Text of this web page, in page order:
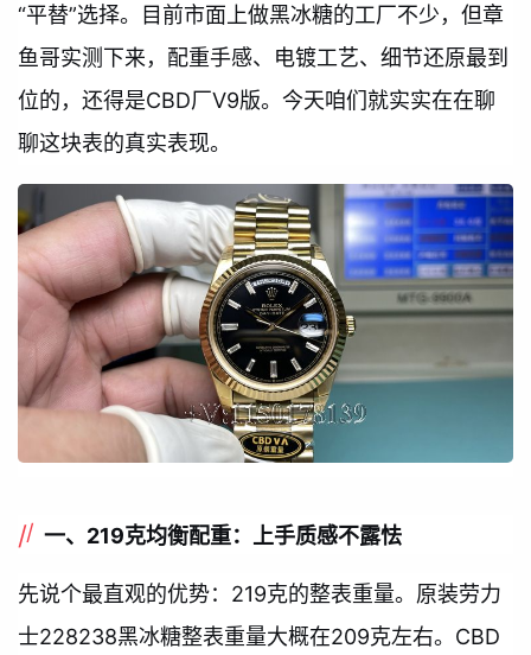
“平替”选择。目前市面上做黑冰糖的工厂不少，但章
鱼哥实测下来，配重手感、电镀工艺、细节还原最到
位的，还得是CBD厂V9版。今天咱们就实实在在聊
聊这块表的真实表现。
一、219克均衡配重：上手质感不露怯
先说个最直观的优势：219克的整表重量。原装劳力
士228238黑冰糖整表重量大概在209克左右。CBD